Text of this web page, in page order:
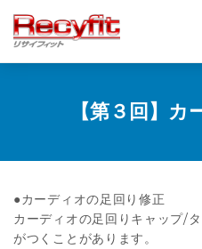
【第３回】カ
●カーディオの足回り修正
カーディオの足回りキャップ/
がつくことがあります。